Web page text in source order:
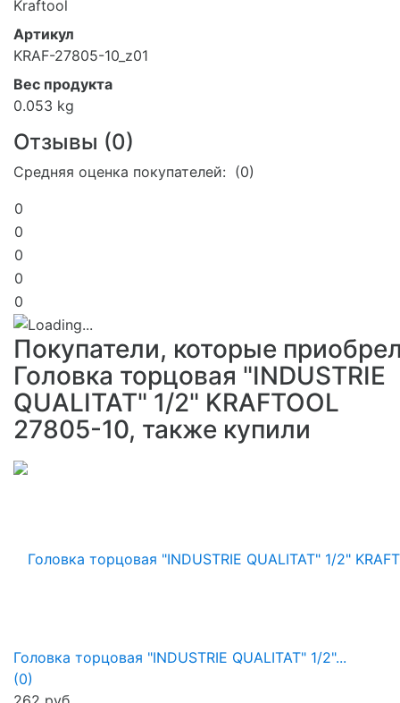
Kraftool
Артикул
KRAF-27805-10_z01
Вес продукта
0.053 kg
Отзывы (0)
Средняя оценка покупателей: (0)
0
0
0
0
0
Покупатели, которые
Головка торцовая "INDUSTRIE
QUALITAT" 1/2" KRAFTOOL
27805-10, также купили
Головка торцовая "INDUSTRIE QUALITAT" 1/2"...
(0)